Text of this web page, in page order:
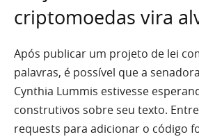
criptomoedas vira
Após publicar um projeto de lei
palavras, é possível que a
Cynthia Lummis estivesse
construtivos sobre seu texto.
requests para adicionar o código